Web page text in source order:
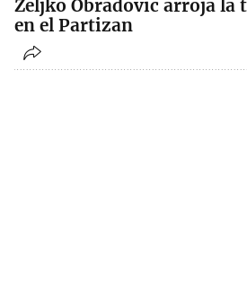
Zeljko Obradovic arroja la
en el Partizan